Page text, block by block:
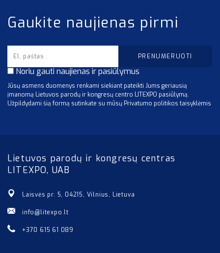
Gaukite naujienas pirmi
Noriu gauti naujienas ir pasiūlymus
Jūsų asmens duomenys renkami siekiant pateikti Jums geriausią
įmanomą Lietuvos parodų ir kongresų centro LITEXPO pasiūlymą.
Užpildydami šią formą sutinkate su mūsų Privatumo politikos taisyklėmis
Lietuvos parodų ir kongresų centras
LITEXPO, UAB
Laisvės pr. 5, 04215, Vilnius, Lietuva
info@litexpo.lt
+370 615 61 089